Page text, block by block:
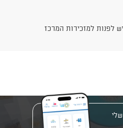
לפנות למזכירות המרכז